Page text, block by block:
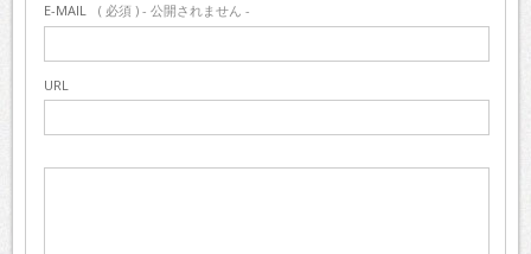
E-MAIL ( 必須 ) - 公開されません -
URL